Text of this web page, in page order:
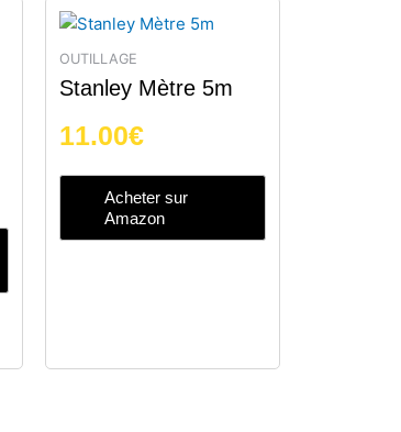
OUTILLAGE
Stanley Mètre 5m
11.00€
Acheter sur
Amazon